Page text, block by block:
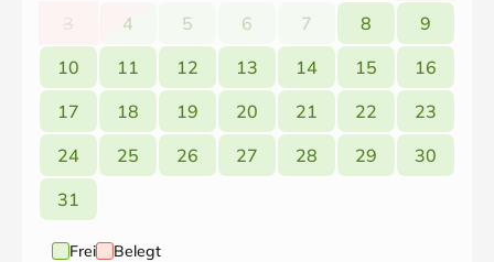
3
4 5 6 7 8
9
10
11 12 13 14 15
16
17
18 19 20 21 22
23
24
25 26 27 28 29
30
31
Frei Belegt